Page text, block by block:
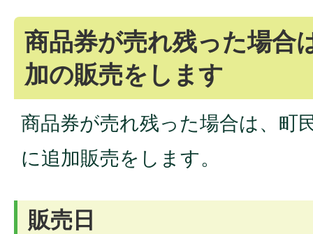
商品券が売れ残った場合
加の販売をします
商品券が売れ残った場合は、町
に追加販売をします。
販売日